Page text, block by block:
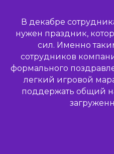
В декабре
нужен праздник,
сил. Именно
сотрудников
формального
легкий игровой
поддержать общий